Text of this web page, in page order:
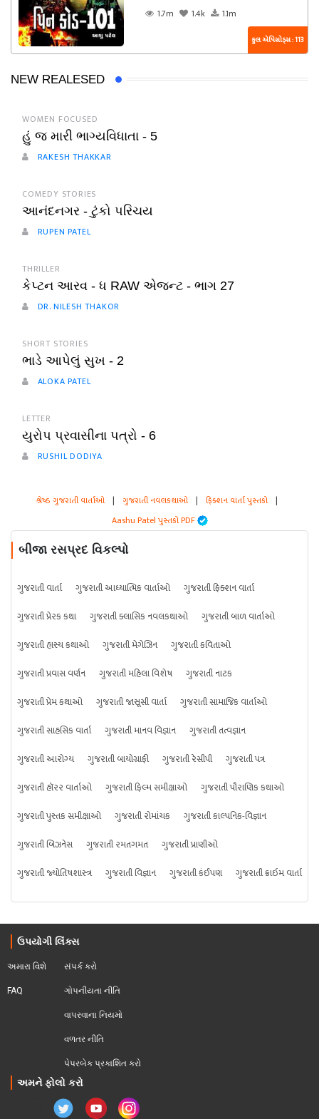
1.7m
1.4k 1.1m
કુલ એપિસોડ્સ : 113
NEW REALESED
WOMEN FOCUSED
હું જ મારી ભાગ્યવિધાતા - 5
RAKESH THAKKAR
COMEDY STORIES
આનંદનગર - ટુંકો પરિચય
RUPEN PATEL
THRILLER
કેપ્ટન આરવ - ધ RAW એજન્ટ - ભાગ 27
DR. NILESH THAKOR
SHORT STORIES
ભાડે આપેલું સુખ - 2
ALOKA PATEL
LETTER
યુરોપ પ્રવાસીના પત્રો - 6
RUSHIL DODIYA
શ્રેષ્ઠ ગુજરાતી વાર્તાઓ | ગુજરાતી નવલકથાઓ | ફિક્શન વાર્તા પુસ્તકો |
Aashu Patel પુસ્તકો PDF
બીજા રસપ્રદ વિકલ્પો
ગુજરાતી વાર્તા ગુજરાતી આધ્યાત્મિક વાર્તાઓ
ગુજરાતી ફિક્શન વાર્તા
ગુજરાતી પ્રેરક કથા
ગુજરાતી ક્લાસિક નવલકથાઓ
ગુજરાતી બાળ વાર્તાઓ
ગુજરાતી હાસ્ય કથાઓ
ગુજરાતી મેગેઝિન
ગુજરાતી કવિતાઓ
ગુજરાતી પ્રવાસ વર્ણન
ગુજરાતી મહિલા વિશેષ
ગુજરાતી નાટક
ગુજરાતી પ્રેમ કથાઓ
ગુજરાતી જાસૂસી વાર્તા
ગુજરાતી સામાજિક વાર્તાઓ
ગુજરાતી સાહસિક વાર્તા
ગુજરાતી માનવ વિજ્ઞાન
ગુજરાતી તત્વજ્ઞાન
ગુજરાતી આરોગ્ય
ગુજરાતી બાયોગ્રાફી ગુજરાતી રેસીપી
ગુજરાતી પત્ર
ગુજરાતી હૉરર વાર્તાઓ
ગુજરાતી ફિલ્મ સમીક્ષાઓ
ગુજરાતી પૌરાણિક કથાઓ
ગુજરાતી પુસ્તક સમીક્ષાઓ
ગુજરાતી રોમાંચક
ગુજરાતી કાલ્પનિક-વિજ્ઞાન
ગુજરાતી બિઝનેસ
ગુજરાતી રમતગમત
ગુજરાતી પ્રાણીઓ
ગુજરાતી જ્યોતિષશાસ્ત્ર
ગુજરાતી વિજ્ઞાન ગુજરાતી કંઈપણ ગુજરાતી ક્રાઇમ વાર્તા
ઉપયોગી લિંક્સ
અમારા વિશે
FAQ
સંપર્ક કરો
ગોપનીયતા નીતિ
વાપરવાના નિયમો
વળતર નીતિ
પેપરબેક પ્રકાશિત કરો
અમને ફોલો કરો